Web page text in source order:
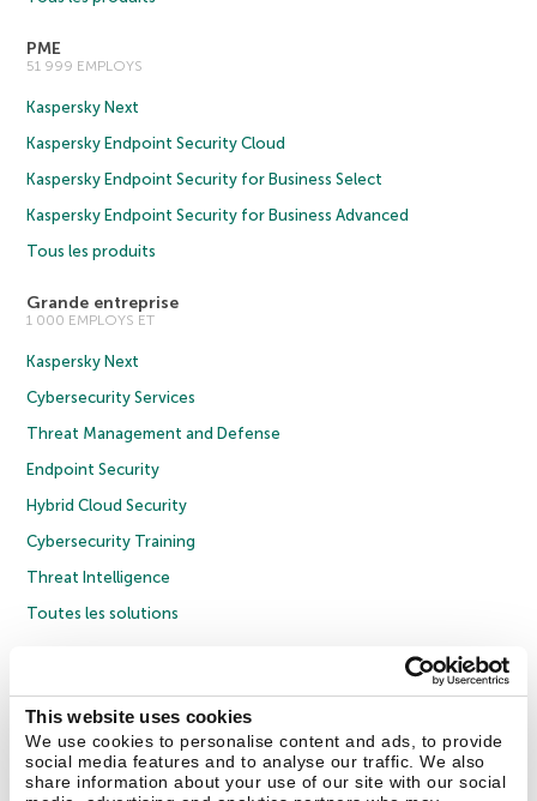
This website uses cookies
We use cookies to personalise content and ads, to provide
social media features and to analyse our traffic. We also
share information about your use of our site with our social
PME
51 999 EMPLOYS
Kaspersky Next
Kaspersky Endpoint Security Cloud
Kaspersky Endpoint Security for Business Select
Kaspersky Endpoint Security for Business Advanced
Tous les produits
Grande entreprise
1 000 EMPLOYS ET
Kaspersky Next
Cybersecurity Services
Threat Management and Defense
Endpoint Security
Hybrid Cloud Security
Cybersecurity Training
Threat Intelligence
Toutes les solutions
Politique de confidentialité
Politique anticorruption
Contrat de licence grand public
Contrat de licence entreprises
Cookies
Nous contacter À propos Partenaires Blog Communiqués de presse